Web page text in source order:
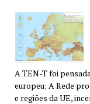
A TEN-T foi
europeu; A Rede
e regiões da UE,